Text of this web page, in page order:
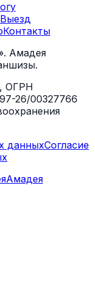
Выезд
Контакты
Амадея
ОГРН
26/00327766
данныхСогласие
Амадея